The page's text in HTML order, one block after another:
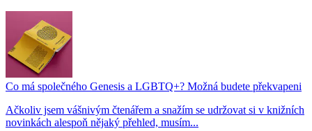
Co má společného Genesis a LGBTQ+? Možná budete překvapeni
Ačkoliv jsem vášnivým čtenářem a snažím se udržovat si v knižních
novinkách alespoň nějaký přehled, musím...